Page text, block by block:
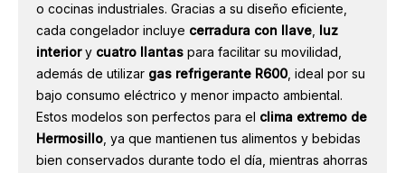
o cocinas industriales. Gracias a su diseño eficiente,
cada congelador incluye cerradura con llave luz
interiory cuatro llantas para facilitar su movilidad,
además de utilizar gas refrigerante R600 , ideal por su
bajo consumo eléctrico y menor impacto ambiental.
Estos modelos son perfectos para el clima extremo de
Hermosillo , ya que mantienen tus alimentos y bebidas
bien conservados durante todo el día, mientras ahorras